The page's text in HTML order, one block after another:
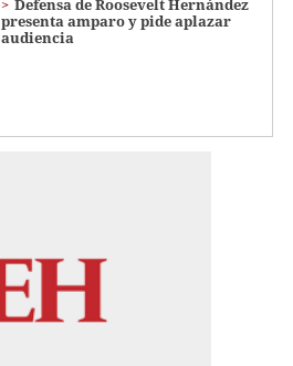
Defensa de Roosevelt Hernández
presenta amparo y pide aplazar
audiencia